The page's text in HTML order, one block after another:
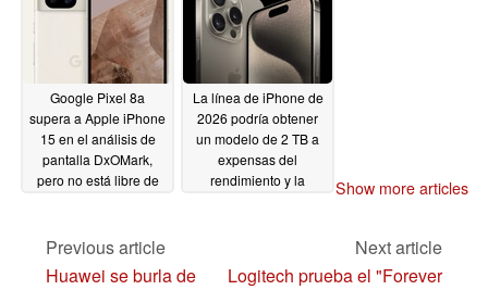
Google Pixel 8a
supera a Apple iPhone
15 en el análisis de
pantalla DxOMark,
pero no está libre de
La línea de iPhone de
2026 podría obtener
un modelo de 2 TB a
expensas del
rendimiento y la
Show more articles
Previous article
Huawei se burla de
Next article
Logitech prueba el "Forever